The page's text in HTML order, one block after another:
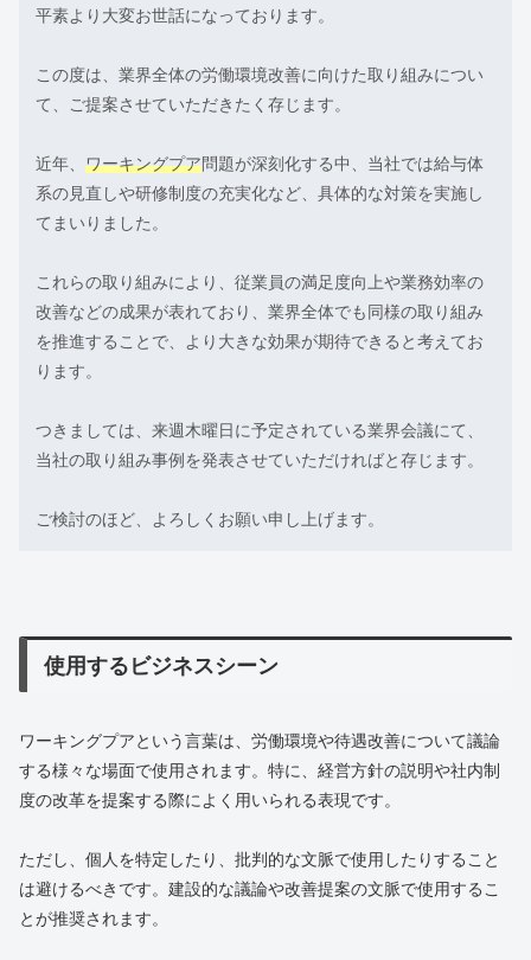
平素より大変お世話になっております。
この度は、業界全体の労働環境改善に向けた取り組みについ
て、ご提案させていただきたく存じます。
近年、 ワーキングプア問題が深刻化する中、当社では給与体
系の見直しや研修制度の充実化など、具体的な対策を実施し
てまいりました。
これらの取り組みにより、従業員の満足度向上や業務効率の
改善などの成果が表れており、業界全体でも同様の取り組み
を推進することで、より大きな効果が期待できると考えてお
ります。
つきましては、来週木曜日に予定されている業界会議にて、
当社の取り組み事例を発表させていただければと存じます。
ご検討のほど、よろしくお願い申し上げます。
使用するビジネスシーン
ワーキングプアという言葉は、労働環境や待遇改善について議論
する様々な場面で使用されます。特に、経営方針の説明や社内制
度の改革を提案する際によく用いられる表現です。
ただし、個人を特定したり、批判的な文脈で使用したりすること
は避けるべきです。建設的な議論や改善提案の文脈で使用するこ
とが推奨されます。